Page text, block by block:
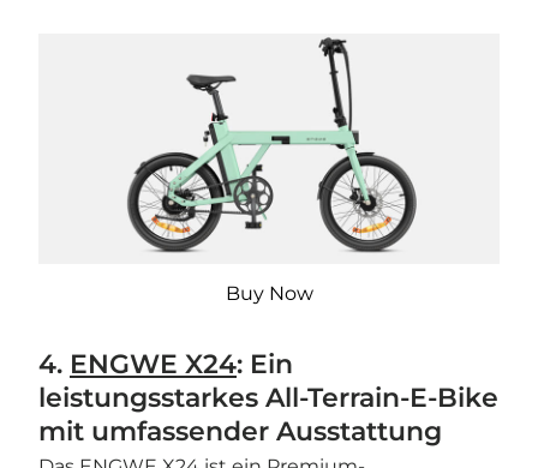
Buy Now
4. ENGWE X24: Ein
leistungsstarkes All-Terrain-E-Bike
mit umfassender Ausstattung